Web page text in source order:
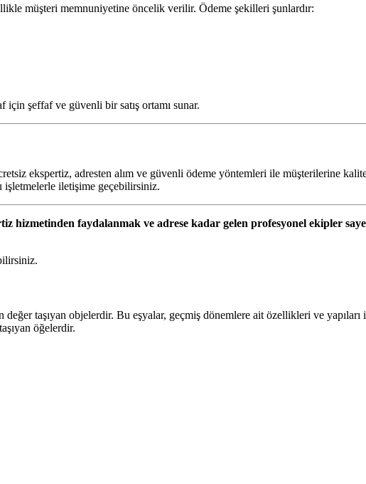
müşteri memnuniyetine öncelik verilir. Ödeme şekilleri şunlardır:
için şeffaf ve güvenli bir satış ortamı sunar.
ekspertiz, adresten alım ve güvenli ödeme yöntemleri ile müşterilerine
işletmelerle iletişime geçebilirsiniz.
hizmetinden faydalanmak ve adrese kadar gelen profesyonel ekipler
taşıyan objelerdir. Bu eşyalar, geçmiş dönemlere ait özellikleri ve yapıları
öğelerdir.